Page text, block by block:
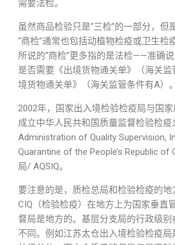
需要法检。
虽然商品检验只是“三检”的一部分，但
“商检”通常也包括动植物检疫或卫生检
所说的“商检”更多指的是法检——准确
是否需要《出境货物通关单》（海关监
境货物通关单》（海关监管条件有A）。
2002年，国家出入境检验检疫局与国
成立中华人民共和国质量监督检验检疫
Administration of Quality Supervision,
Quarantine of the People’s Republic of
局/ AQSIQ。
要注意的是，质检总局和检验检疫的
CIQ（检验检疫）在地方上为国家垂直
督局是地方的。基层分支局的行政级
不同。例如江苏太仓出入境检验检疫